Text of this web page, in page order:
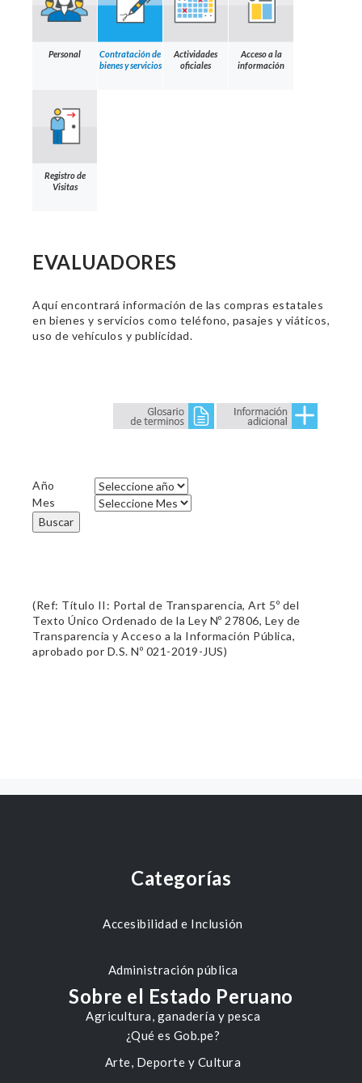
Personal
Contratación de
bienes y servicios
Actividades
oficiales
Acceso a la
información
Registro de
Visitas
EVALUADORES
Aquí encontrará información de las compras estatales
en bienes y servicios como teléfono, pasajes y viáticos,
uso de vehículos y publicidad.
Año
Mes
Buscar
(Ref: Título II: Portal de Transparencia, Art 5º del
Texto Único Ordenado de la Ley Nº 27806, Ley de
Transparencia y Acceso a la Información Pública,
aprobado por D.S. Nº 021-2019-JUS)
Categorías
Accesibilidad e Inclusión
Administración pública
Agricultura, ganadería y pesca
Arte, Deporte y Cultura
Sobre el Estado Peruano
¿Qué es Gob.pe?